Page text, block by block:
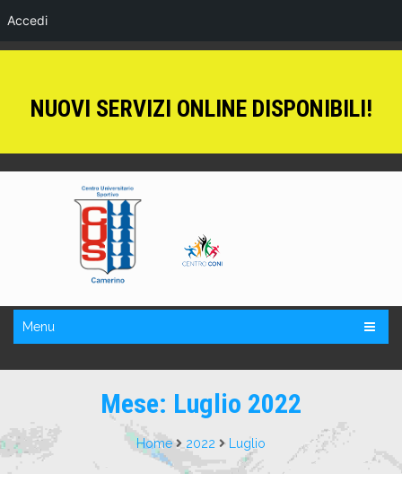
Accedi
NUOVI SERVIZI ONLINE DISPONIBILI!
Menu
Mese: Luglio 2022
Home 2022 Luglio